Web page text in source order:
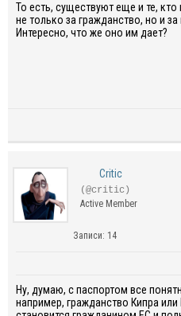
То есть, существуют еще и те,
не только за гражданство, но и
Интересно, что же оно им дает?
Critic
(@critic)
Active Member
Записи: 14
Ну, думаю, с паспортом все
например, гражданство Кипра